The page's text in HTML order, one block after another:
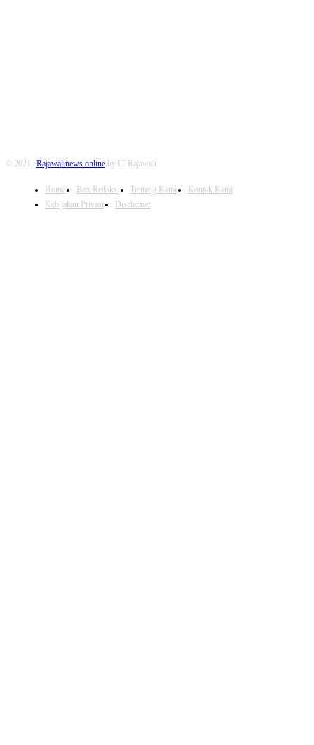
© 2021 | Rajawalinews.online by IT Rajawali
Home Box Redaksi Tentang Kami
Kontak Kami
Kebijakan Privasi
Disclaimer